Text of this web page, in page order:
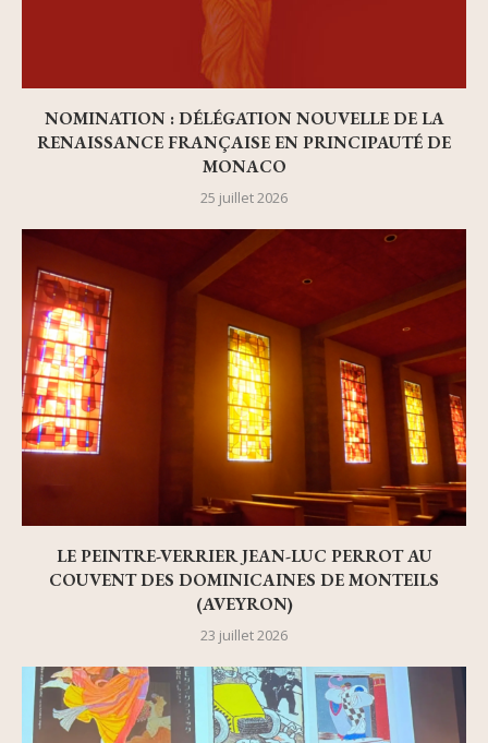
NOMINATION : DÉLÉGATION NOUVELLE DE LA
RENAISSANCE FRANÇAISE EN PRINCIPAUTÉ DE
MONACO
25 juillet 2026
LE PEINTRE-VERRIER JEAN-LUC PERROT AU
COUVENT DES DOMINICAINES DE MONTEILS
(AVEYRON)
23 juillet 2026